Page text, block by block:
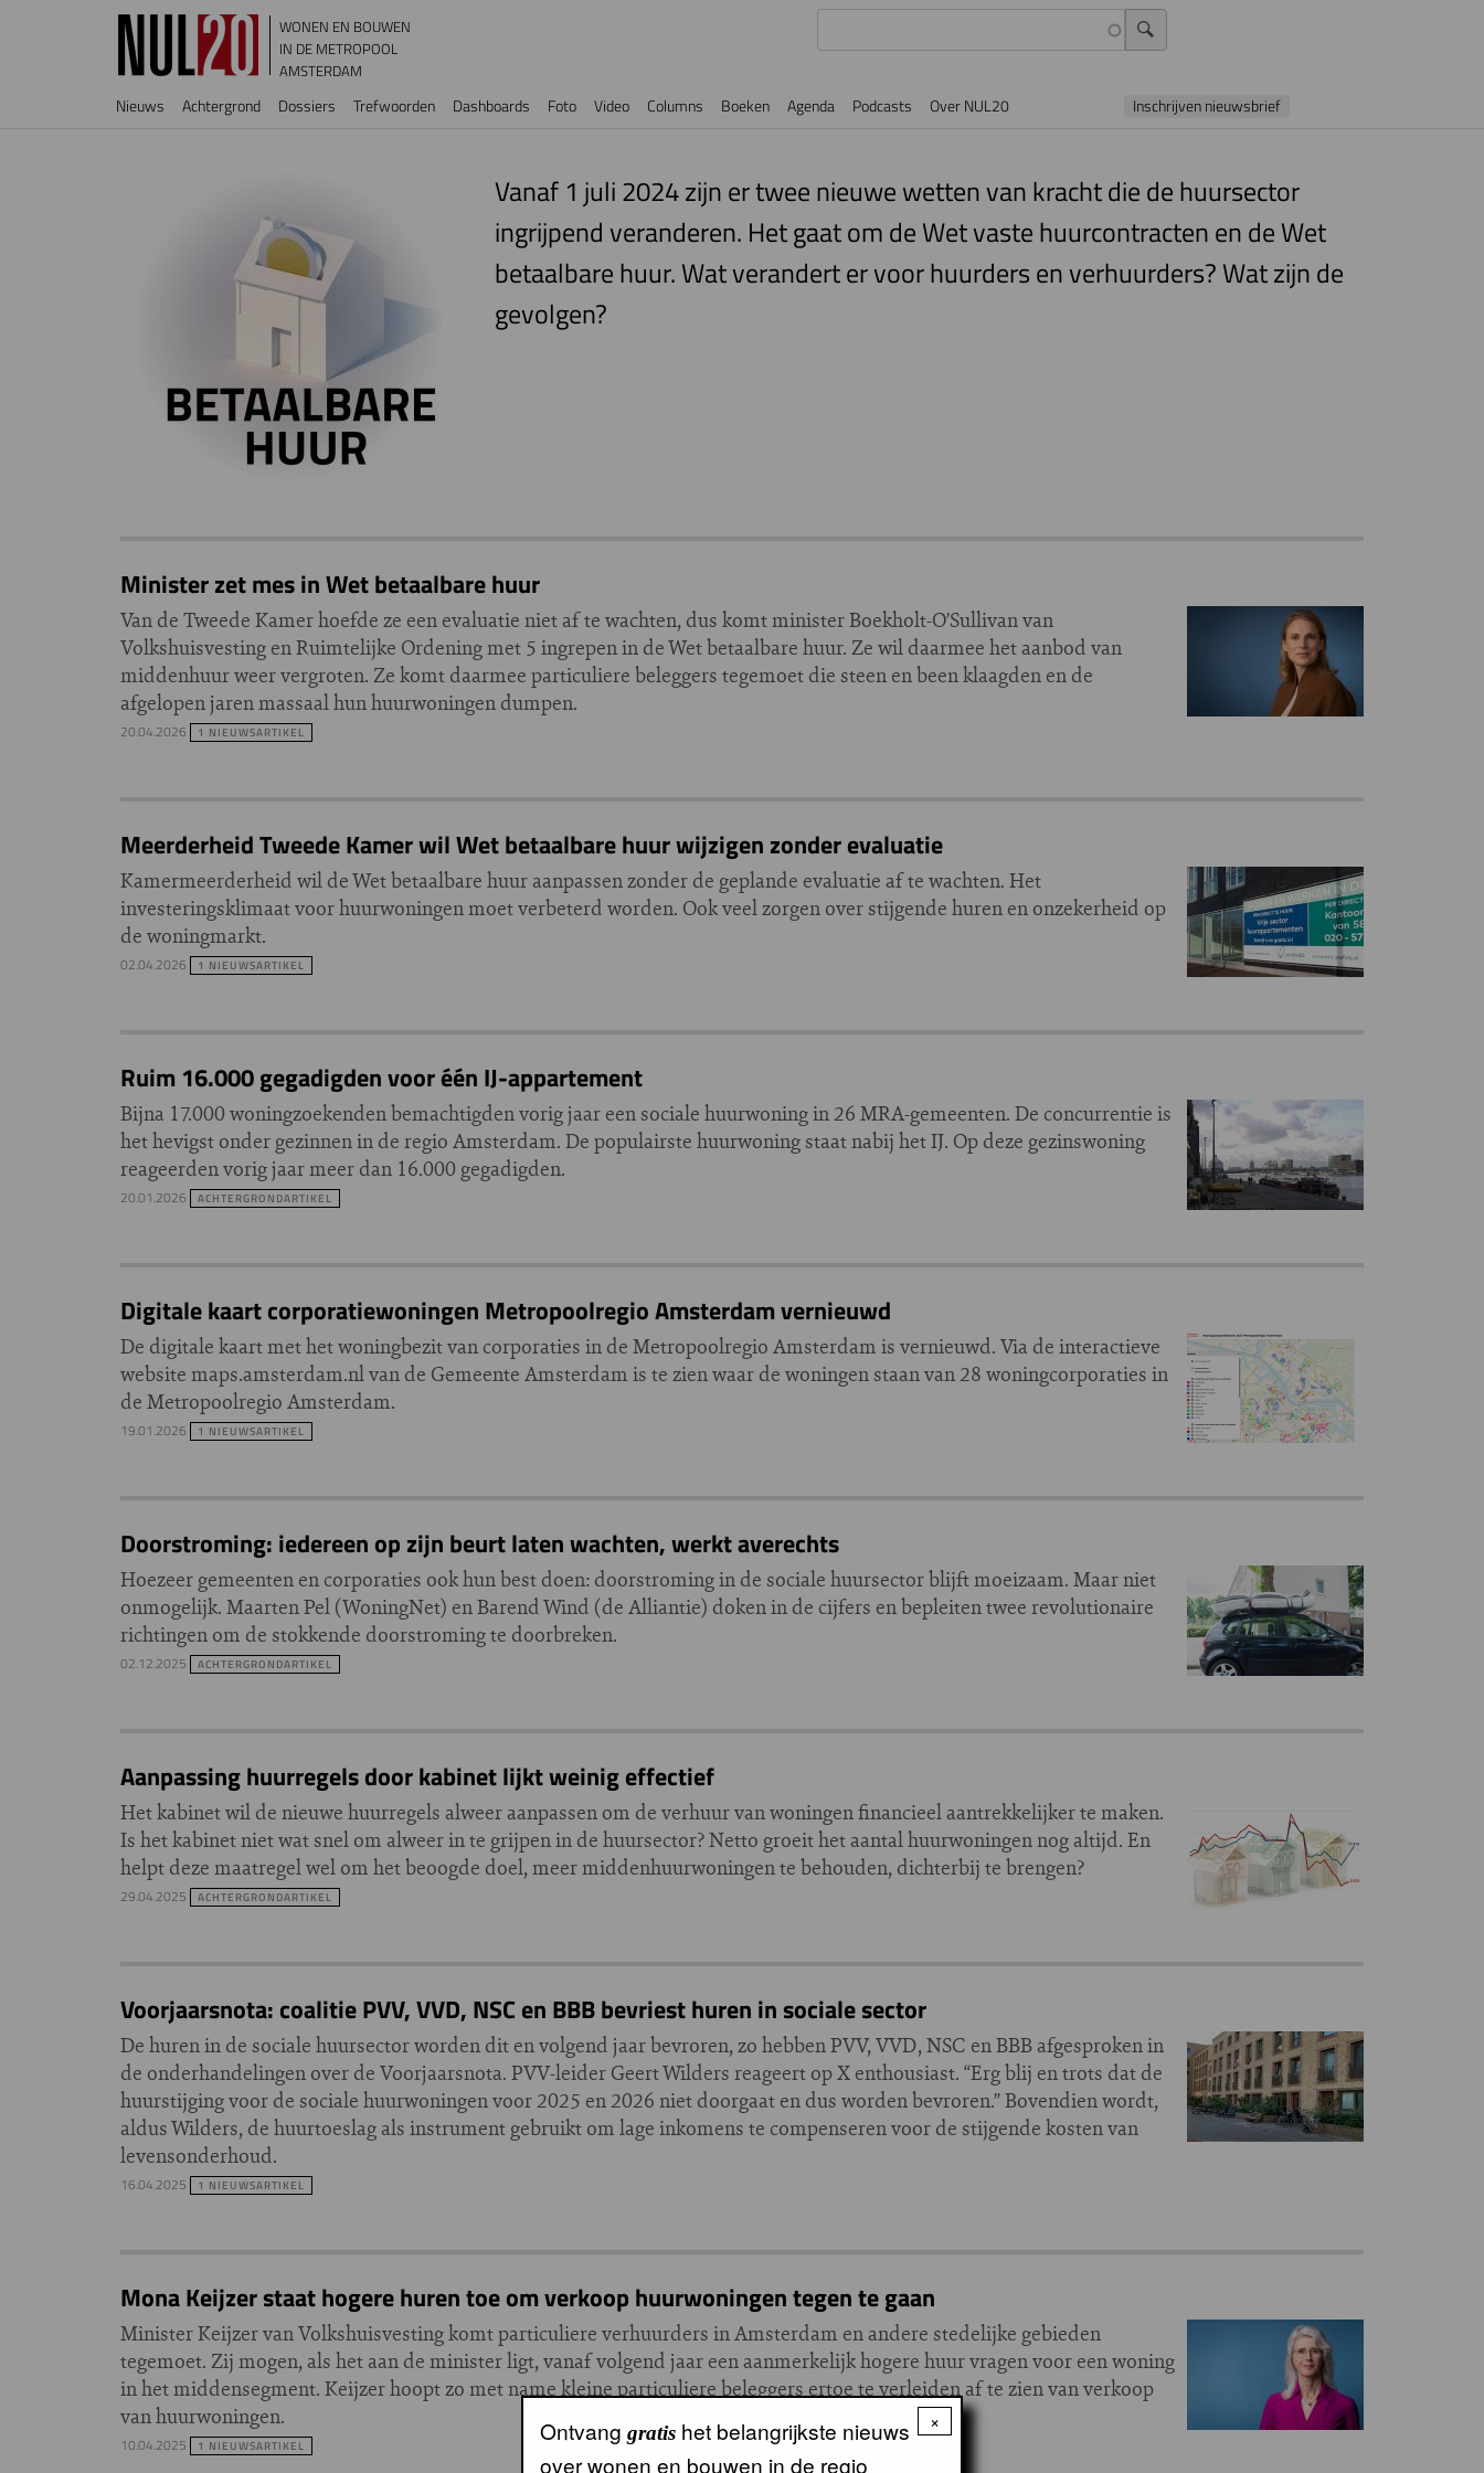
Overslaan en naar de inhoud gaan
WONEN EN BOUWEN
IN DE METROPOOL
AMSTERDAM
Hoofdnavigatie
Nieuws Achtergrond Dossiers Trefwoorden Dashboards Foto Video Columns Boeken Agenda Podcasts Over NUL20 Inschrijven nieuwsbrief
Vanaf 1 juli 2024 zijn er twee nieuwe wetten van kracht die de huursector
ingrijpend veranderen. Het gaat om de Wet vaste huurcontracten en de Wet
betaalbare huur. Wat verandert er voor huurders en verhuurders? Wat zijn de
gevolgen?
Minister zet mes in Wet betaalbare huur
Van de Tweede Kamer hoefde ze een evaluatie niet af te wachten, dus komt minister Boekholt-O’Sullivan van
Volkshuisvesting en Ruimtelijke Ordening met 5 ingrepen in de Wet betaalbare huur. Ze wil daarmee het aanbod van
middenhuur weer vergroten. Ze komt daarmee particuliere beleggers tegemoet die steen en been klaagden en de
afgelopen jaren massaal hun huurwoningen dumpen.
20.04.2026 1 NIEUWSARTIKEL
Meerderheid Tweede Kamer wil Wet betaalbare huur wijzigen zonder evaluatie
Kamermeerderheid wil de Wet betaalbare huur aanpassen zonder de geplande evaluatie af te wachten. Het
investeringsklimaat voor huurwoningen moet verbeterd worden. Ook veel zorgen over stijgende huren en onzekerheid op
de woningmarkt.
02.04.2026 1 NIEUWSARTIKEL
Ruim 16.000 gegadigden voor één IJ-appartement
Bijna 17.000 woningzoekenden bemachtigden vorig jaar een sociale huurwoning in 26 MRA-gemeenten. De concurrentie is
het hevigst onder gezinnen in de regio Amsterdam. De populairste huurwoning staat nabij het IJ. Op deze gezinswoning
reageerden vorig jaar meer dan 16.000 gegadigden.
20.01.2026 ACHTERGRONDARTIKEL
Digitale kaart corporatiewoningen Metropoolregio Amsterdam vernieuwd
De digitale kaart met het woningbezit van corporaties in de Metropoolregio Amsterdam is vernieuwd. Via de interactieve
website maps.amsterdam.nl van de Gemeente Amsterdam is te zien waar de woningen staan van 28 woningcorporaties in
de Metropoolregio Amsterdam.
19.01.2026 1 NIEUWSARTIKEL
Doorstroming: iedereen op zijn beurt laten wachten, werkt averechts
Hoezeer gemeenten en corporaties ook hun best doen: doorstroming in de sociale huursector blijft moeizaam. Maar niet
onmogelijk. Maarten Pel (WoningNet) en Barend Wind (de Alliantie) doken in de cijfers en bepleiten twee revolutionaire
richtingen om de stokkende doorstroming te doorbreken.
02.12.2025 ACHTERGRONDARTIKEL
Aanpassing huurregels door kabinet lijkt weinig effectief
Het kabinet wil de nieuwe huurregels alweer aanpassen om de verhuur van woningen financieel aantrekkelijker te maken.
Is het kabinet niet wat snel om alweer in te grijpen in de huursector? Netto groeit het aantal huurwoningen nog altijd. En
helpt deze maatregel wel om het beoogde doel, meer middenhuurwoningen te behouden, dichterbij te brengen?
29.04.2025 ACHTERGRONDARTIKEL
Voorjaarsnota: coalitie PVV, VVD, NSC en BBB bevriest huren in sociale sector
De huren in de sociale huursector worden dit en volgend jaar bevroren, zo hebben PVV, VVD, NSC en BBB afgesproken in
de onderhandelingen over de Voorjaarsnota. PVV-leider Geert Wilders reageert op X enthousiast. “Erg blij en trots dat de
huurstijging voor de sociale huurwoningen voor 2025 en 2026 niet doorgaat en dus worden bevroren.” Bovendien wordt,
aldus Wilders, de huurtoeslag als instrument gebruikt om lage inkomens te compenseren voor de stijgende kosten van
levensonderhoud.
16.04.2025 1 NIEUWSARTIKEL
Mona Keijzer staat hogere huren toe om verkoop huurwoningen tegen te gaan
Minister Keijzer van Volkshuisvesting komt particuliere verhuurders in Amsterdam en andere stedelijke gebieden
tegemoet. Zij mogen, als het aan de minister ligt, vanaf volgend jaar een aanmerkelijk hogere huur vragen voor een woning
in het middensegment. Keijzer hoopt zo met name kleine particuliere beleggers ertoe te verleiden af te zien van verkoop
van huurwoningen.
10.04.2025 1 NIEUWSARTIKEL
×
Ontvang gratis het belangrijkste nieuws
over wonen en bouwen in de regio